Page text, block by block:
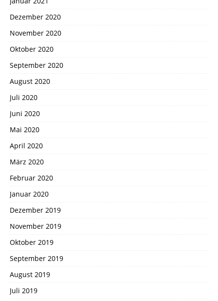
Dezember 2020
November 2020
Oktober 2020
September 2020
August 2020
Juli 2020
Juni 2020
Mai 2020
April 2020
März 2020
Februar 2020
Januar 2020
Dezember 2019
November 2019
Oktober 2019
September 2019
August 2019
Juli 2019